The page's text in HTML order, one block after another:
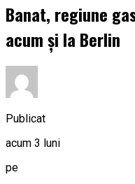
Banat, regiune
acum și la Berlin
Publicat
acum 3 luni
pe